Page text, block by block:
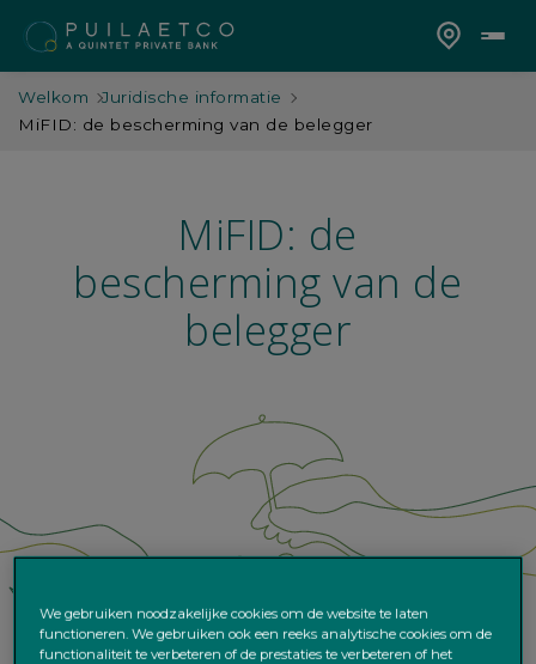
Welkom
Juridische informatie
MiFID: de bescherming van de belegger
MiFID: de
bescherming van de
belegger
We gebruiken noodzakelijke cookies om de website te laten
functioneren. We gebruiken ook een reeks analytische cookies om de
functionaliteit te verbeteren of de prestaties te verbeteren of het